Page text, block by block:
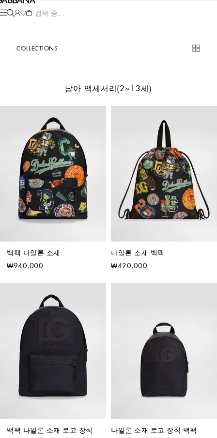
제품 검색 중...
COLLECTIONS
남아 액세서리(2~13세)
백팩 나일론 소재
₩940,000
나일론 소재 백팩
₩420,000
백팩 나일론 소재 로고 장식
나일론 소재 로고 장식 백팩